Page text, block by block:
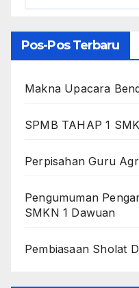
Pos-Pos Terbaru
Makna Upacara
SPMB TAHAP 1
Perpisahan Guru
Pengumuman
SMKN 1 Dawuan
Pembiasaan Sholat